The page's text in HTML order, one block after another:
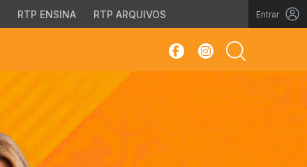
RTP ENSINA RTP ARQUIVOS Entrar